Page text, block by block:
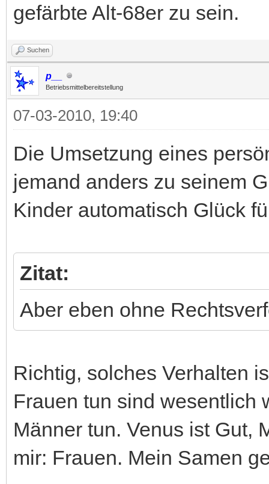
gefärbte Alt-68er zu sein.
Suchen
p__
Betriebsmittelbereitstellung
07-03-2010, 19:40
Die Umsetzung eines
jemand anders zu seinem
Kinder automatisch Glück
Zitat:
Aber eben ohne
Richtig, solches Verhalten
Frauen tun sind wesentlich
Männer tun. Venus ist Gut,
mir: Frauen. Mein Samen